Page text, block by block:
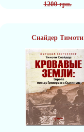
1200 грн.
Снайдер Тимоти